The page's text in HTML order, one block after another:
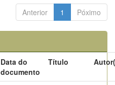
Anterior 1 Póximo
Data do
documento
Título